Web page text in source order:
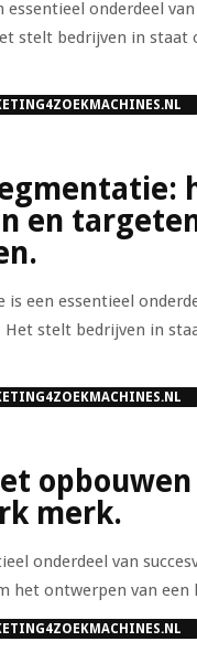
onderdeel
stelt bedrijven in staat
en
een essentieel
stelt bedrijven in
merk.
onderdeel van
het ontwerpen van een